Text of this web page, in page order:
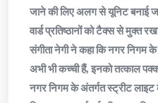
जाने की लिए अलग से यूनिट बनाई
वार्ड प्रतिष्ठानों को टैक्स से मुक्त
संगीता नेगी ने कहा कि नगर निगम
अभी भी कच्ची हैं, इनको तत्काल
नगर निगम के अंतर्गत स्ट्रीट